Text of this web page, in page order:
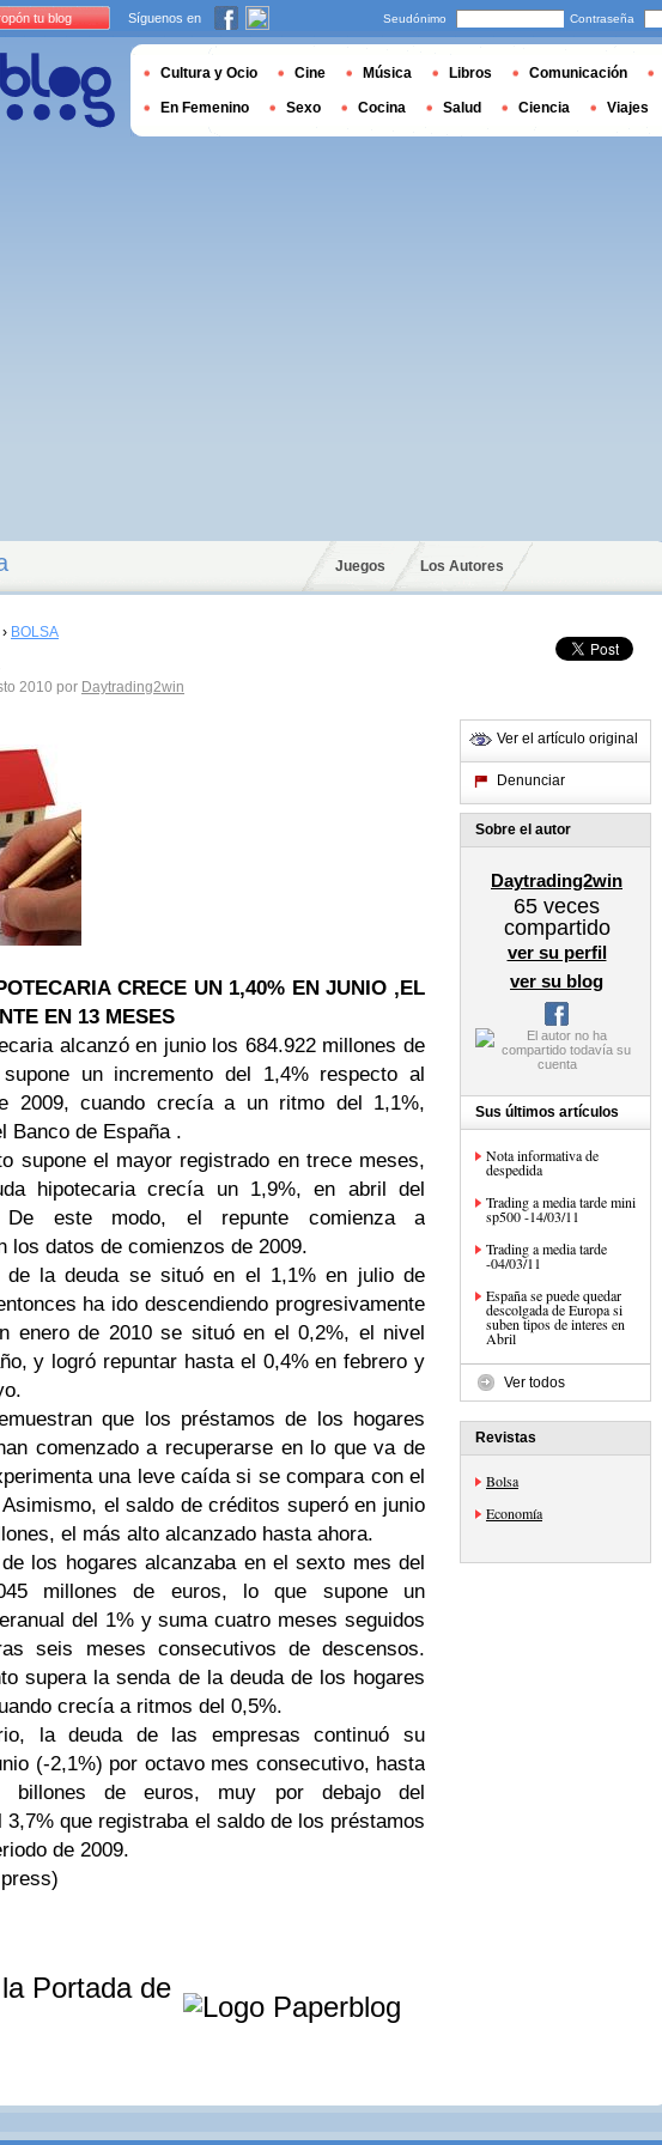
Juegos Los Autores
› BOLSA
2010 por Daytrading2win
CRECE UN 1,40% EN JUNIO ,EL
EN 13 MESES
alcanzó en junio los 684.922 millones de
un incremento del 1,4% respecto al
2009, cuando crecía a un ritmo del 1,1%,
Banco de España .
supone el mayor registrado en trece meses,
hipotecaria crecía un 1,9%, en abril del
De este modo, el repunte comienza a
los datos de comienzos de 2009.
de la deuda se situó en el 1,1% en julio de
ha ido descendiendo progresivamente
enero de 2010 se situó en el 0,2%, el nivel
y logró repuntar hasta el 0,4% en febrero y
que los préstamos de los hogares
comenzado a recuperarse en lo que va de
una leve caída si se compara con el
el saldo de créditos superó en junio
el más alto alcanzado hasta ahora.
los hogares alcanzaba en el sexto mes del
millones de euros, lo que supone un
del 1% y suma cuatro meses seguidos
seis meses consecutivos de descensos.
supera la senda de la deuda de los hogares
crecía a ritmos del 0,5%.
la deuda de las empresas continuó su
(-2,1%) por octavo mes consecutivo, hasta
billones de euros, muy por debajo del
3,7% que registraba el saldo de los préstamos
de 2009.
Portada de
Ver el artículo original
Denunciar
Sobre el autor
Daytrading2win
65 veces
compartido
ver su perfil
ver su blog
Sus últimos artículos
Nota informativa de
despedida
Trading a media tarde mini
sp500 -14/03/11
Trading a media tarde
-04/03/11
España se puede quedar
descolgada de Europa si
suben tipos de interes en
Abril
Ver todos
Revistas
Bolsa
Economía
tu blog Síguenos en Seudónimo Contraseña
Cultura y Ocio Cine Música Libros Comunicación
En Femenino Sexo Cocina Salud Ciencia Viajes